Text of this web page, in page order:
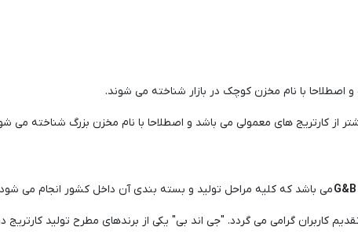
اصطلاحا با نام مخزن کوچک در بازار شناخته می شوند.
از کارتریج های معمولی می باشد و اصطلاحا با نام مخزن بزرگ شناخته می
می باشد که کلیه مراحل تولید و بسته بندی آن داخل کشور انجام می
کاربران گرامی می گردد. "جی اند بی" یکی از برندهای مطرح تولید کارتریج